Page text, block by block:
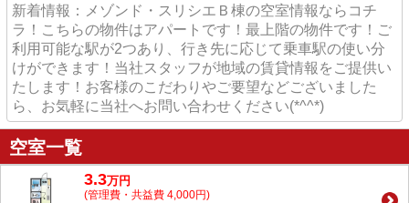
新着情報：メゾンド・スリシエＢ棟の空室情報ならコチ
ラ！こちらの物件はアパートです！最上階の物件です！ご
利用可能な駅が2つあり、行き先に応じて乗車駅の使い分
けができます！当社スタッフが地域の賃貸情報をご提供い
たします！お客様のこだわりやご要望などございました
ら、お気軽に当社へお問い合わせください(*^^*)
空室一覧
3.3万円
(管理費・共益費 4,000円)